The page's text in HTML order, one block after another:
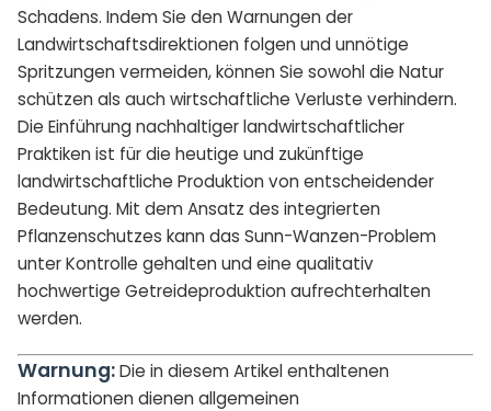
Schadens. Indem Sie den Warnungen der
Landwirtschaftsdirektionen folgen und unnötige
Spritzungen vermeiden, können Sie sowohl die Natur
schützen als auch wirtschaftliche Verluste verhindern.
Die Einführung nachhaltiger landwirtschaftlicher
Praktiken ist für die heutige und zukünftige
landwirtschaftliche Produktion von entscheidender
Bedeutung. Mit dem Ansatz des integrierten
Pflanzenschutzes kann das Sunn-Wanzen-Problem
unter Kontrolle gehalten und eine qualitativ
hochwertige Getreideproduktion aufrechterhalten
werden.
Warnung:Die in diesem Artikel enthaltenen
Informationen dienen allgemeinen